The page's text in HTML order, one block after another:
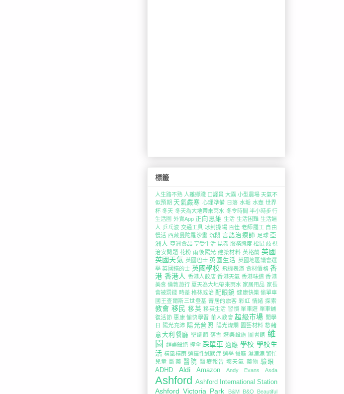
標籤
人生路不熟 人離鄉賤 口譯員 大霧 小型農場 天氣不
似預期 天氣嚴寒 心理準備 日落 水垢 水壺 世界
杯 冬天 冬天為大地帶來雨水 冬令時間 半小時步行
生活圈 外賣App 正向思維 生活 生活困難 生活逼
人 乒乓波 交通工具 冰封操場 百佳 老師罷工 自由
慢活 西藏曼陀羅沙畫 沉悶 言語治療師 足球 亞
洲人
亞洲食品 享受生活 昆蟲 服務態度 松鼠 歧視
治安問題 花粉 雨後陽光 建築材料 英格蘭 英國
英國天氣 英國巴士 英國生活 英國地區議會選
舉 英國搭的士 英國學校 飛機表演 食材價格 香
港 香港人 香港人餃店 香港天氣 香港味道 香港
美食 倫敦旅行 夏天為大地帶來雨水 家居用品 家長
會被罰錢 時差 格林威治 配眼鏡 健康快樂 偷單車
國王查爾斯三世登基 寄居的旅客 彩虹 情緒 探索
教會 移民 移英 移英生活 習慣 單車遊 單車舖
復活節 惠康 愉快學習 華人教會 超級市場 開學
日
陽光充沛 陽光普照 陽光燦爛 園藝材料 愁緒
意大利餐廳 聖誕節 落雪 遊樂設施 圖書館 維
園
趕盡殺絕 撑傘 踩單車 適應 學校 學校生
活 橫風橫雨 選擇性緘默症 選舉 餐廳 濕漉漉 繁忙
兒童 斷藥 醫院 醫療報告 壞天氣 藥物 驗眼
ADHD
Aldi Amazon Andy Evans Asda
Ashford Ashford International Station
Ashford Victoria Park B&M B&Q Beautiful